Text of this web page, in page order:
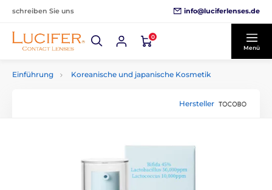
schreiben Sie uns info@luciferlenses.de
0
Menü
Einführung Koreanische und japanische Kosmetik
Hersteller